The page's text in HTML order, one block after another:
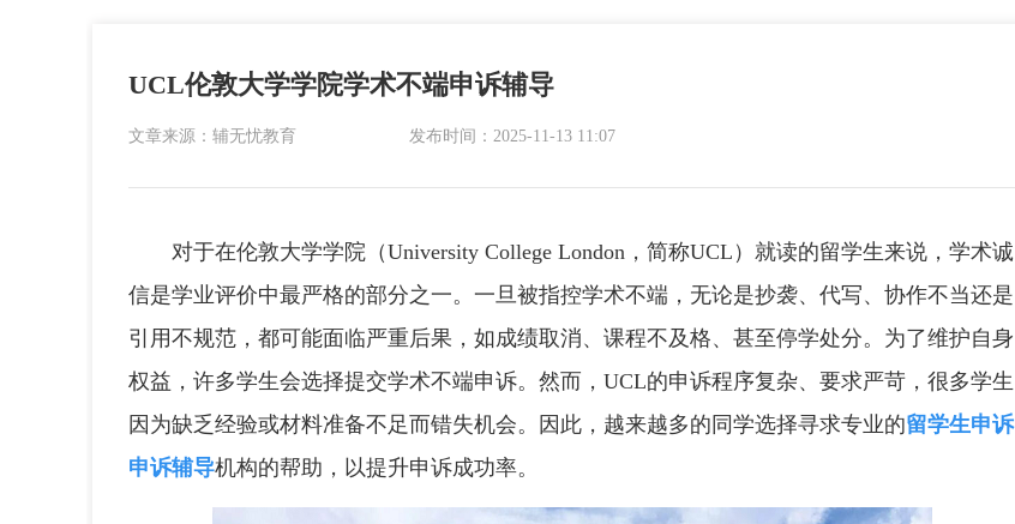
UCL伦敦大学学院学术不端申诉辅导
文章来源：辅无忧教育 发布时间：2025-11-13 11:07
对于在伦敦大学学院（University College London，简称UCL）就读的留学生来说，学术诚
信是学业评价中最严格的部分之一。一旦被指控学术不端，无论是抄袭、代写、协作不当还是
引用不规范，都可能面临严重后果，如成绩取消、课程不及格、甚至停学处分。为了维护自身
权益，许多学生会选择提交学术不端申诉。然而，UCL的申诉程序复杂、要求严苛，很多学生
因为缺乏经验或材料准备不足而错失机会。因此，越来越多的同学选择寻求专业的留学生申诉
申诉辅导机构的帮助，以提升申诉成功率。